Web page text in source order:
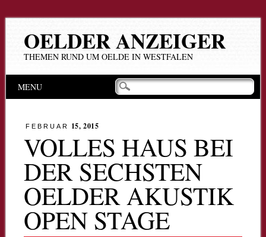
OELDER ANZEIGER
THEMEN RUND UM OELDE IN WESTFALEN
Hauptmenü
Inhalt
MENU
FEBRUAR 15, 2015
VOLLES HAUS BEI
DER SECHSTEN
OELDER AKUSTIK
OPEN STAGE